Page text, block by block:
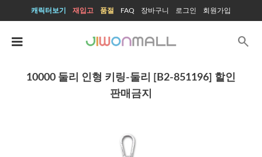
캐릭터보기 재입고 품절 FAQ 장바구니 로그인 회원가입
search
10000 둘리 인형 키링-둘리 [B2-851196] 할인
판매금지